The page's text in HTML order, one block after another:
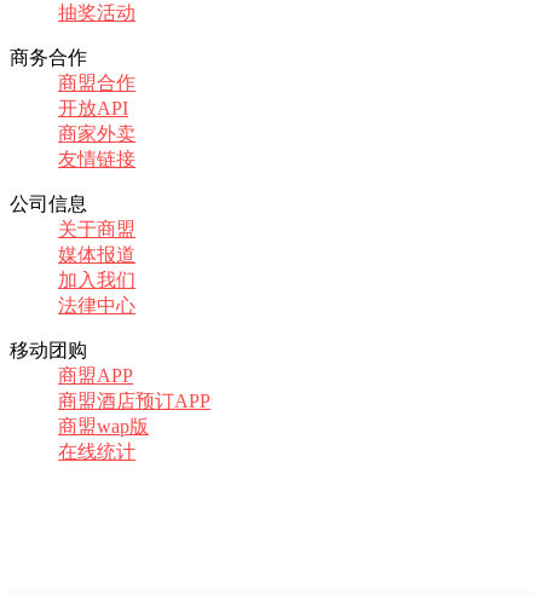
抽奖活动
商务合作
商盟合作
开放API
商家外卖
友情链接
公司信息
关于商盟
媒体报道
加入我们
法律中心
移动团购
商盟APP
商盟酒店预订APP
商盟wap版
在线统计